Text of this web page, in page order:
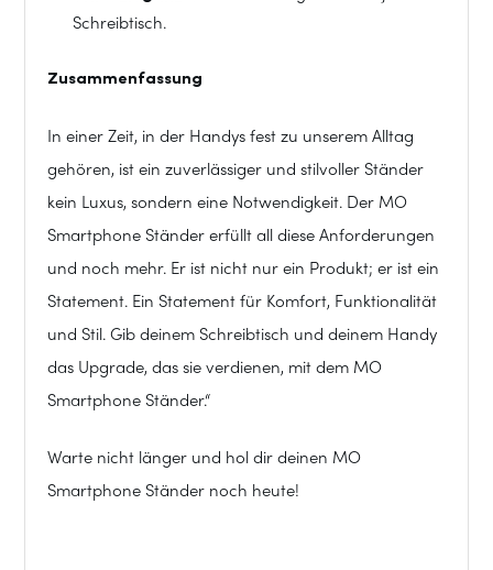
Schreibtisch.
Zusammenfassung
In einer Zeit, in der Handys fest zu unserem Alltag
gehören, ist ein zuverlässiger und stilvoller Ständer
kein Luxus, sondern eine Notwendigkeit. Der MO
Smartphone Ständer erfüllt all diese Anforderungen
und noch mehr. Er ist nicht nur ein Produkt; er ist ein
Statement. Ein Statement für Komfort, Funktionalität
und Stil. Gib deinem Schreibtisch und deinem Handy
das Upgrade, das sie verdienen, mit dem MO
Smartphone Ständer.“
Warte nicht länger und hol dir deinen MO
Smartphone Ständer noch heute!